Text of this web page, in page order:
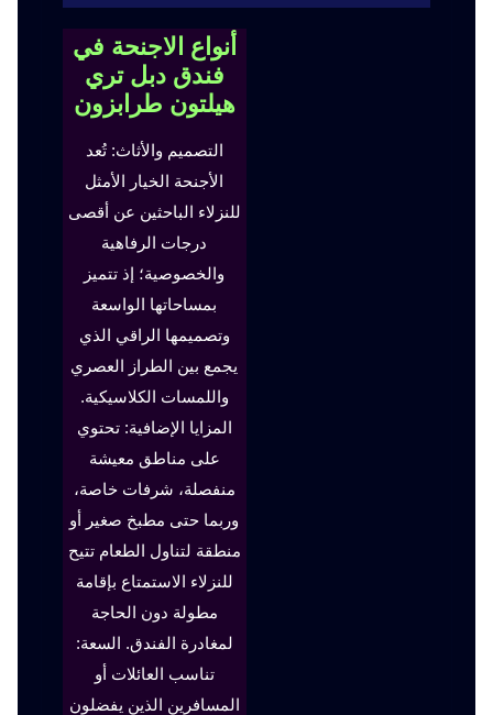
أنواع الاجنحة في
فندق دبل تري
هيلتون طرابزون
التصميم والأثاث: تُعد
الأجنحة الخيار الأمثل
للنزلاء الباحثين عن أقصى
درجات الرفاهية
والخصوصية؛ إذ تتميز
بمساحاتها الواسعة
وتصميمها الراقي الذي
يجمع بين الطراز العصري
واللمسات الكلاسيكية.
المزايا الإضافية: تحتوي
على مناطق معيشة
منفصلة، شرفات خاصة،
وربما حتى مطبخ صغير أو
منطقة لتناول الطعام تتيح
للنزلاء الاستمتاع بإقامة
مطولة دون الحاجة
لمغادرة الفندق. السعة:
تناسب العائلات أو
المسافرين الذين يفضلون